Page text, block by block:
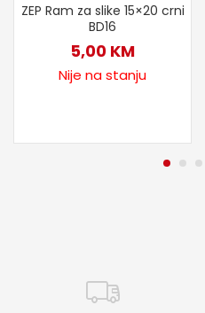
ZEP Ram za slike 15×20 crni
BD16
5,00 KM
Nije na stanju